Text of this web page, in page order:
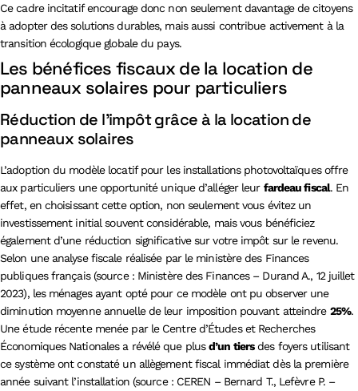
Ce cadre incitatif encourage donc non seulement davantage de citoyens
à adopter des solutions durables, mais aussi contribue activement à la
transition écologique globale du pays.
Les bénéfices fiscaux de la location de
panneaux solaires pour particuliers
Réduction de l’impôt grâce à la location de
panneaux solaires
L’adoption du modèle locatif pour les installations photovoltaïques offre
aux particuliers une opportunité unique d’alléger leur fardeau fiscal. En
effet, en choisissant cette option, non seulement vous évitez un
investissement initial souvent considérable, mais vous bénéficiez
également d’une réduction significative sur votre impôt sur le revenu.
Selon une analyse fiscale réalisée par le ministère des Finances
publiques français (source : Ministère des Finances – Durand A., 12 juillet
2023), les ménages ayant opté pour ce modèle ont pu observer une
diminution moyenne annuelle de leur imposition pouvant atteindre 25%.
Une étude récente menée par le Centre d’Études et Recherches
Économiques Nationales a révélé que plusd’un tiersdes foyers utilisant
ce système ont constaté un allègement fiscal immédiat dès la première
année suivant l’installation (source : CEREN – Bernard T., Lefèvre P. –